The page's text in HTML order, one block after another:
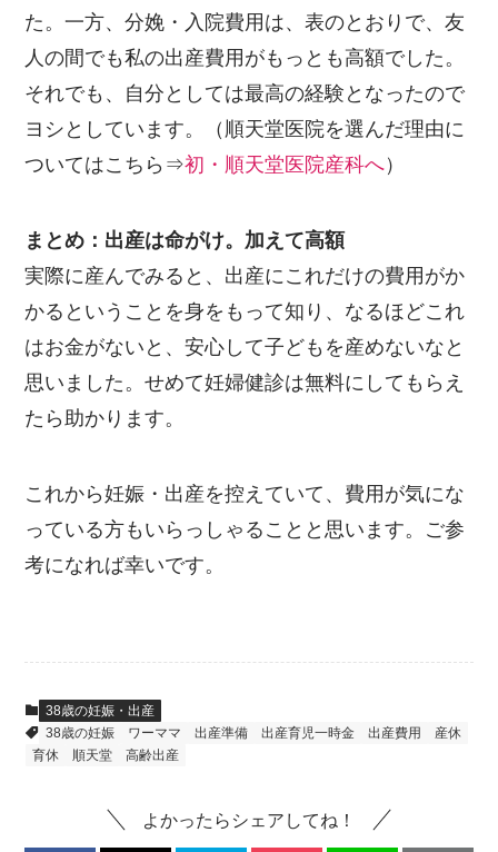
た。一方、分娩・入院費用は、表のとおりで、友
人の間でも私の出産費用がもっとも高額でした。
それでも、自分としては最高の経験となったので
ヨシとしています。（順天堂医院を選んだ理由に
ついてはこちら⇒初・順天堂医院産科へ）
まとめ：出産は命がけ。加えて高額
実際に産んでみると、出産にこれだけの費用がか
かるということを身をもって知り、なるほどこれ
はお金がないと、安心して子どもを産めないなと
思いました。せめて妊婦健診は無料にしてもらえ
たら助かります。
これから妊娠・出産を控えていて、費用が気にな
っている方もいらっしゃることと思います。ご参
考になれば幸いです。
38歳の妊娠・出産
38歳の妊娠
ワーママ 出産準備 出産育児一時金 出産費用
産休
育休
順天堂 高齢出産
よかったらシェアしてね！